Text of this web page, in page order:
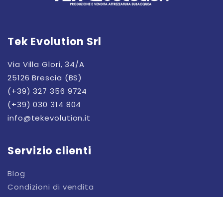
Tek Evolution Srl
Via Villa Glori, 34/A
25126 Brescia (BS)
(+39) 327 356 9724
(+39) 030 314 804
info@tekevolution.it
Servizio clienti
Blog
Condizioni di vendita